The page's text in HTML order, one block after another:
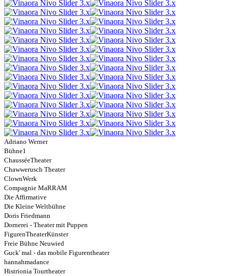
Adriano Werner
Bühne1
ChausséeTheater
Chawwerusch Theater
ClownWerk
Compagnie MaRRAM
Die Affirmative
Die Kleine Weltbühne
Doris Friedmann
Dornerei - Theater mit Puppen
FigurenTheaterKünster
Freie Bühne Neuwied
Guck' mal - das mobile Figurentheater
hannahmadance
Histrionia Tourtheater